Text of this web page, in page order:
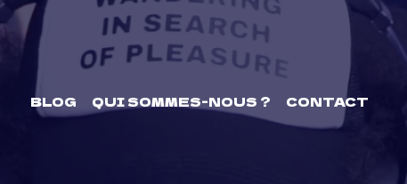
BLOG QUI SOMMES-NOUS ? CONTACT